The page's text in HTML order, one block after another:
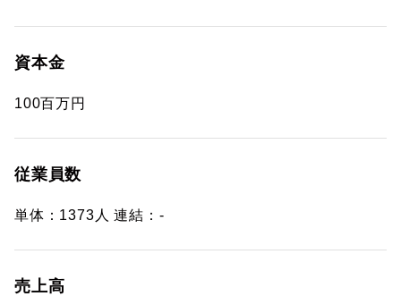
資本金
100百万円
従業員数
単体：1373人 連結：-
売上高